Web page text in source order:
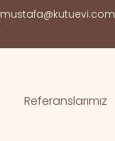
mustafa@kutuevi.com
Referanslarımız